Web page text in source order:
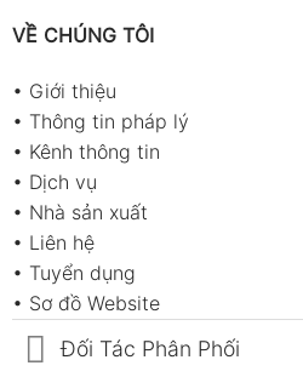
VỀ CHÚNG TÔI
• Giới thiệu
• Thông tin pháp lý
• Kênh thông tin
• Dịch vụ
• Nhà sản xuất
• Liên hệ
• Tuyển dụng
• Sơ đồ Website
Đối Tác Phân Phối